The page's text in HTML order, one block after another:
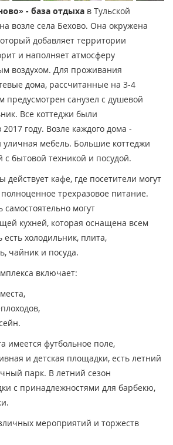
- база отдыха в Тульской
возле села Бехово. Она окружена
добавляет территории
и наполняет атмосферу
воздухом. Для проживания
дома, рассчитанные на 3-4
предусмотрен санузел с душевой
Все коттеджи были
году. Возле каждого дома -
уличная мебель. Большие коттеджи
с бытовой техникой и посудой.
действует кафе, где посетители могут
трехразовое питание.
могут
кухней, которая оснащена всем
холодильник, плита,
чайник и посуда.
включает:
имеется футбольное поле,
и детская площадки, есть летний
парк. В летний сезон
с принадлежностями для барбекю,
мероприятий и торжеств